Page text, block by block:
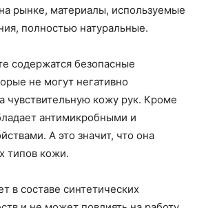
рынке, материалы, используемые
полностью натуральные.
содержатся безопасные
не могут негативно
чувствительную кожу рук. Кроме
антимикробными и
А это значит, что она
типов кожи.
в составе синтетических